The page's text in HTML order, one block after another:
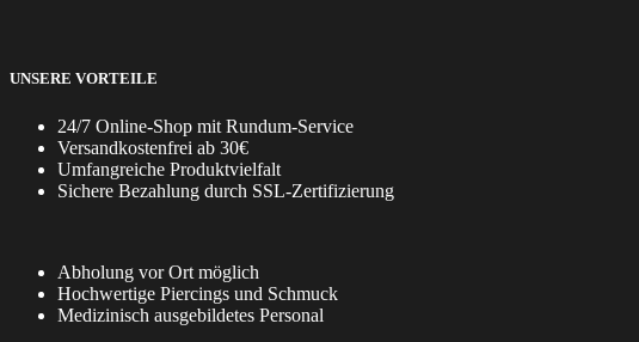
UNSERE VORTEILE
24/7 Online-Shop mit Rundum-Service
Versandkostenfrei ab 30€
Umfangreiche Produktvielfalt
Sichere Bezahlung durch SSL-Zertifizierung
Abholung vor Ort möglich
Hochwertige Piercings und Schmuck
Medizinisch ausgebildetes Personal